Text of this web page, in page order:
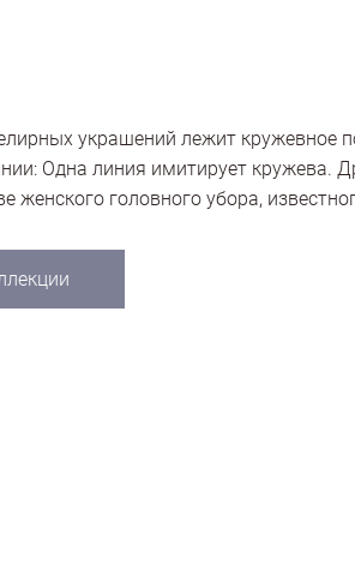
украшений лежит кружевное
Одна линия имитирует кружева.
женского головного убора,